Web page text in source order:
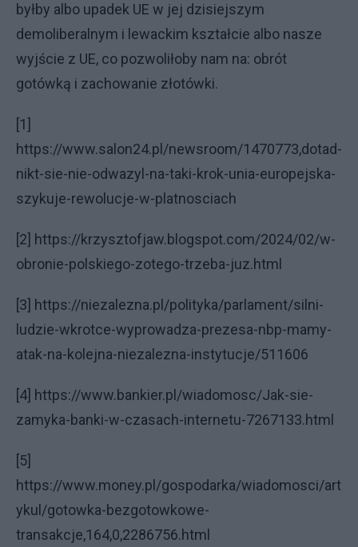
byłby albo upadek UE w jej dzisiejszym
demoliberalnym i lewackim kształcie albo nasze
wyjście z UE, co pozwoliłoby nam na: obrót
gotówką i zachowanie złotówki.
[1]
https://www.salon24.pl/newsroom/1470773,dotad-
nikt-sie-nie-odwazyl-na-taki-krok-unia-europejska-
szykuje-rewolucje-w-platnosciach
[2] https://krzysztofjaw.blogspot.com/2024/02/w-
obronie-polskiego-zotego-trzeba-juz.html
[3] https://niezalezna.pl/polityka/parlament/silni-
ludzie-wkrotce-wyprowadza-prezesa-nbp-mamy-
atak-na-kolejna-niezalezna-instytucje/511606
[4] https://www.bankier.pl/wiadomosc/Jak-sie-
zamyka-banki-w-czasach-internetu-7267133.html
[5]
https://www.money.pl/gospodarka/wiadomosci/art
ykul/gotowka-bezgotowkowe-
transakcje,164,0,2286756.html